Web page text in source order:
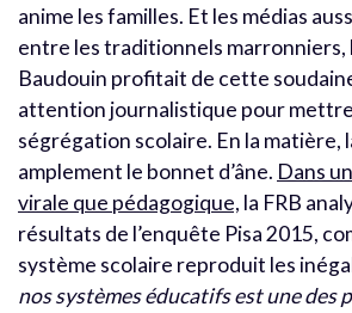
anime les familles. Et les médias
entre les traditionnels marronniers,
Baudouin profitait de cette
attention journalistique pour mettre
ségrégation scolaire. En la matière,
amplement le bonnet d’âne. Dans
virale que pédagogique, la FRB
résultats de l’enquête Pisa 2015,
système scolaire reproduit les
nos systèmes éducatifs est une des